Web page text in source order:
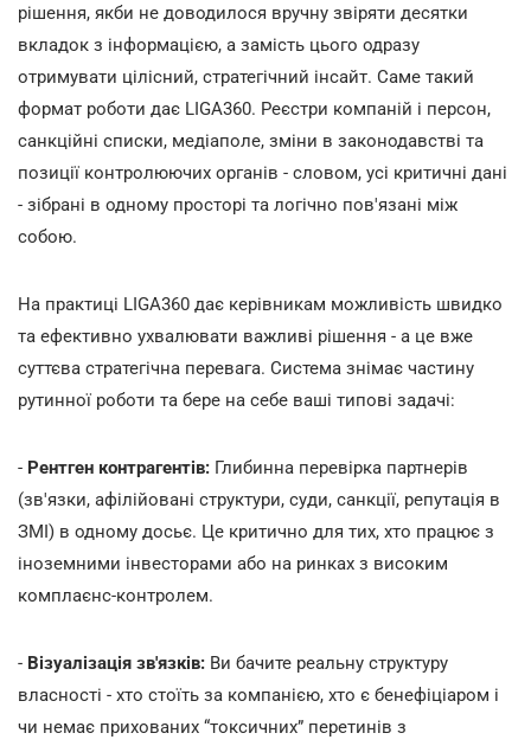
рішення, якби не доводилося вручну звіряти десятки
вкладок з інформацією, а замість цього одразу
отримувати цілісний, стратегічний інсайт. Саме такий
формат роботи дає LIGA360. Реєстри компаній і персон,
санкційні списки, медіаполе, зміни в законодавстві та
позиції контролюючих органів - словом, усі критичні дані
- зібрані в одному просторі та логічно пов'язані між
собою.
На практиці LIGA360 дає керівникам можливість швидко
та ефективно ухвалювати важливі рішення - а це вже
суттєва стратегічна перевага. Система знімає частину
рутинної роботи та бере на себе ваші типові задачі:
- Рентген контрагентів: Глибинна перевірка партнерів
(зв'язки, афілійовані структури, суди, санкції, репутація в
ЗМІ) в одному досьє. Це критично для тих, хто працює з
іноземними інвесторами або на ринках з високим
комплаєнс-контролем.
- Візуалізація зв'язків: Ви бачите реальну структуру
власності - хто стоїть за компанією, хто є бенефіціаром і
чи немає прихованих “токсичних” перетинів з